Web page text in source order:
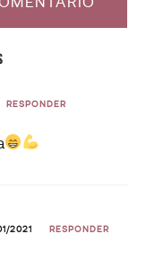
RESPONDER
2021 RESPONDER